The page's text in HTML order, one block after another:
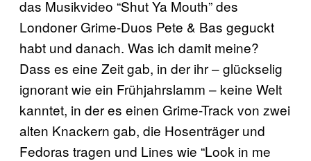
das Musikvideo “Shut Ya Mouth” des
Londoner Grime-Duos Pete & Bas geguckt
habt und danach. Was ich damit meine?
Dass es eine Zeit gab, in der ihr – glückselig
ignorant wie ein Frühjahrslamm – keine Welt
kanntet, in der es einen Grime-Track von zwei
alten Knackern gab, die Hosenträger und
Fedoras tragen und Lines wie “Look in me